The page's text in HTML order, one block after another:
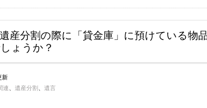
産分割の際に「貸金庫」に預けている物
ょうか？
新
連、 遺産分割 、 遺言